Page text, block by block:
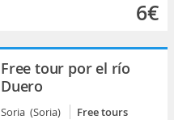
6€
Free tour por el río
Duero
Soria (Soria)
Free tours